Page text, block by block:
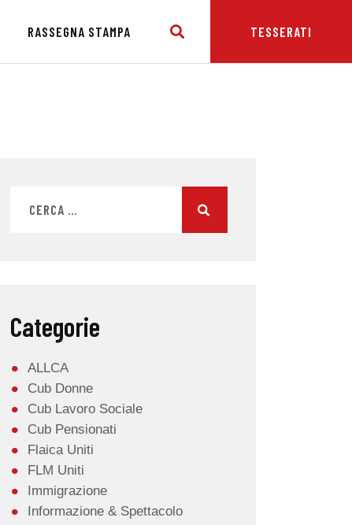
RASSEGNA STAMPA TESSERATI
Categorie
ALLCA
Cub Donne
Cub Lavoro Sociale
Cub Pensionati
Flaica Uniti
FLM Uniti
Immigrazione
Informazione & Spettacolo